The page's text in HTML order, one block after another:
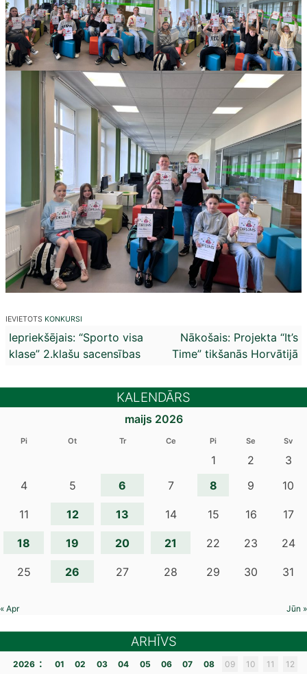
IEVIETOTS KONKURSI
Ziņu
izvēlne
Iepriekšējais: “Sporto visa
klase” 2.klašu sacensības
Nākošais: Projekta “It’s
Time” tikšanās Horvātijā
KALENDĀRS
maijs 2026
Pi Ot Tr Ce Pi Se Sv
1 2
3
4
5 6 7 8 9 10
11 12 13 14 15 16 17
18 19 20 21 22 23 24
25 26 27 28 29 30 31
« Apr Jūn »
ARHĪVS
2026 : 01 02 03 04 05 06 07 08 09 10 11 12